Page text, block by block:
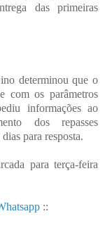
das primeiras
determinou que o
com os parâmetros
informações ao
dos repasses
para resposta.
para terça-feira
::